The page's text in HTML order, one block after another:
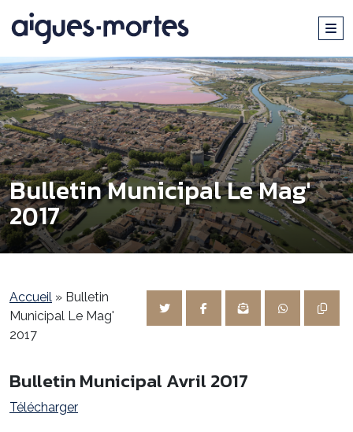
Bulletin Municipal Le Mag'
2017
Accueil » Bulletin
Municipal Le Mag'
2017
Bulletin Municipal Avril 2017
Télécharger